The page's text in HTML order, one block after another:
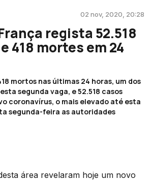
02 nov, 2020, 20:28
regista 52.518
418 mortes em 24
mortos nas últimas 24 horas, um dos
segunda vaga, e 52.518 casos
coronavírus, o mais elevado até esta
segunda-feira as autoridades
área revelaram hoje um novo